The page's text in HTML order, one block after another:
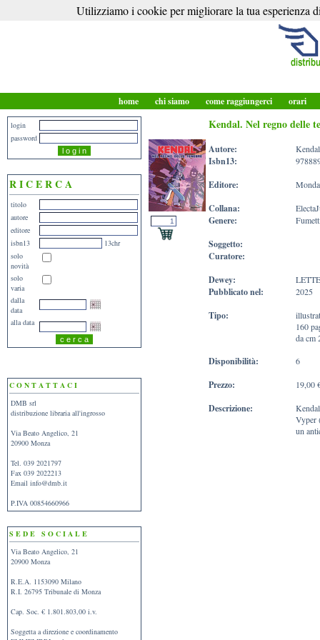
home chi siamo come raggiungerci orari
login
password
R I C E R C A
titolo
autore
editore
isbn13
13chr
solo
novità
solo
varia
dalla
data
alla data
C O N T A T T A C I
DMB srl
distribuzione libraria all'ingrosso
Via Beato Angelico, 21
20900 Monza
Tel. 039 2021797
Fax 039 2022213
Email info@dmb.it
P.IVA 00854660966
S E D E S O C I A L E
Via Beato Angelico, 21
20900 Monza
R.E.A. 1153090 Milano
R.I. 26795 Tribunale di Monza
Cap. Soc. € 1.801.803,00 i.v.
Soggetta a direzione e coordinamento
Kendal. Nel regno delle
Autore: Kendal
Isbn13:
Editore:
Collana:
Genere:
Soggetto:
Curatore:
Dewey:
Pubblicato nel: 2025
Tipo:
160
da cm
Disponibilità: 6
Prezzo: 19,00
Descrizione:
Vyper
un
Utilizziamo i cookie per migliorare la tua esperienza